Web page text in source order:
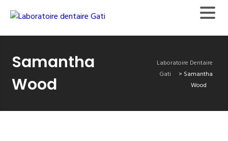
Samantha
Wood
Laboratoire Dentaire
Gati
> Samantha
Wood